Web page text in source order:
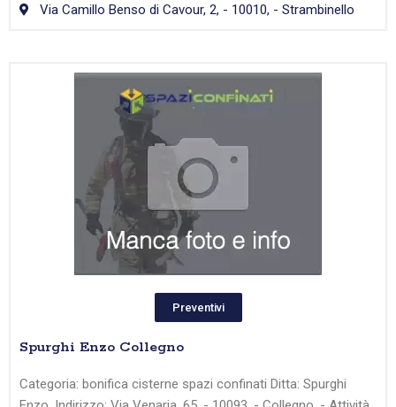
Via Camillo Benso di Cavour, 2, - 10010, - Strambinello
Preventivi
Spurghi Enzo Collegno
Categoria: bonifica cisterne spazi confinati Ditta: Spurghi